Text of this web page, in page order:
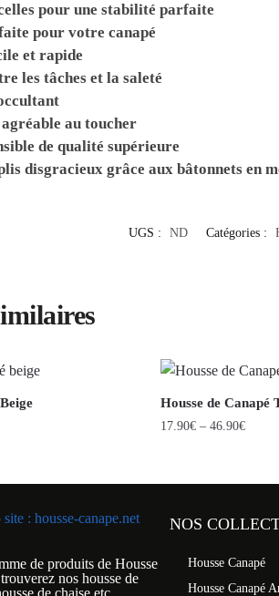
pour une stabilité parfaite
pour votre canapé
et rapide
les tâches et la saleté
au toucher
de qualité supérieure
disgracieux grâce aux bâtonnets en
UGS : ND Catégories :
Housse de Canapé
17.90€ – 46.90€
de produits de Housse
nos housse de
NOS
Housse Canapé
Housse Canapé